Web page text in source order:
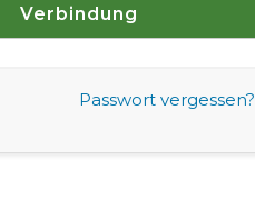
Passwort vergessen?